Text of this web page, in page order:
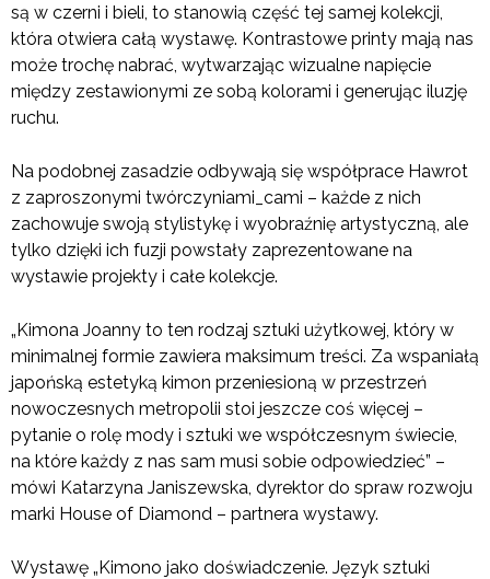
są w czerni i bieli, to stanowią część tej samej kolekcji,
która otwiera całą wystawę. Kontrastowe printy mają nas
może trochę nabrać, wytwarzając wizualne napięcie
między zestawionymi ze sobą kolorami i generując iluzję
ruchu.
Na podobnej zasadzie odbywają się współprace Hawrot
z zaproszonymi twórczyniami_cami – każde z nich
zachowuje swoją stylistykę i wyobraźnię artystyczną, ale
tylko dzięki ich fuzji powstały zaprezentowane na
wystawie projekty i całe kolekcje.
„Kimona Joanny to ten rodzaj sztuki użytkowej, który w
minimalnej formie zawiera maksimum treści. Za wspaniałą
japońską estetyką kimon przeniesioną w przestrzeń
nowoczesnych metropolii stoi jeszcze coś więcej –
pytanie o rolę mody i sztuki we współczesnym świecie,
na które każdy z nas sam musi sobie odpowiedzieć” –
mówi Katarzyna Janiszewska, dyrektor do spraw rozwoju
marki House of Diamond – partnera wystawy.
Wystawę „Kimono jako doświadczenie. Język sztuki